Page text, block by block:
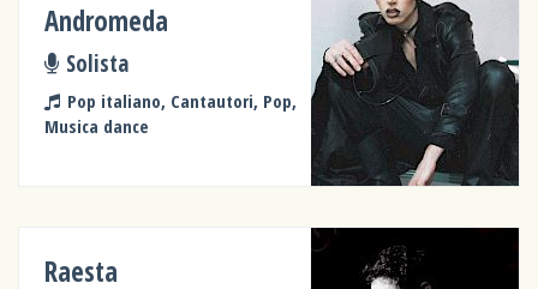
Andromeda
Solista
Pop italiano, Cantautori, Pop,
Musica dance
Raesta